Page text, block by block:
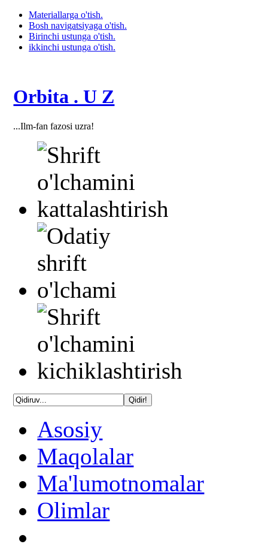
Materiallarga o'tish.
Bosh navigatsiyaga o'tish.
Birinchi ustunga o'tish.
ikkinchi ustunga o'tish.
Orbita . U Z
...Ilm-fan fazosi uzra!
Asosiy
Maqolalar
Ma'lumotnomalar
Olimlar